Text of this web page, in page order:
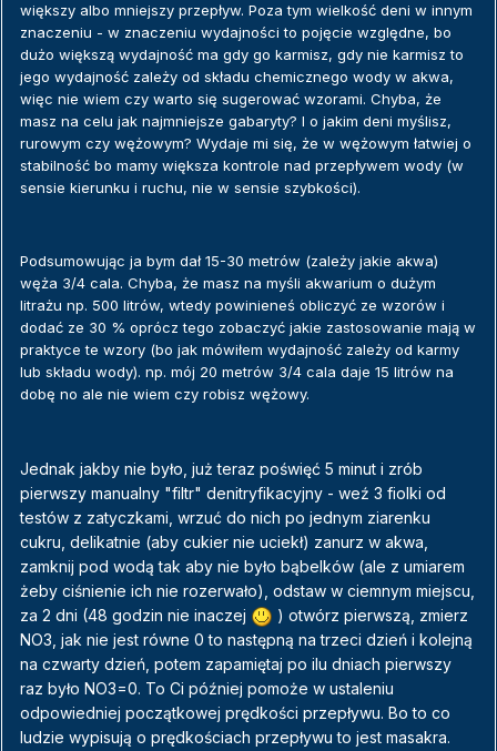
większy albo mniejszy przepływ. Poza tym wielkość deni w innym
znaczeniu - w znaczeniu wydajności to pojęcie względne, bo
dużo większą wydajność ma gdy go karmisz, gdy nie karmisz to
jego wydajność zależy od składu chemicznego wody w akwa,
więc nie wiem czy warto się sugerować wzorami. Chyba, że
masz na celu jak najmniejsze gabaryty? I o jakim deni myślisz,
rurowym czy wężowym? Wydaje mi się, że w wężowym łatwiej o
stabilność bo mamy większa kontrole nad przepływem wody (w
sensie kierunku i ruchu, nie w sensie szybkości).
Podsumowując ja bym dał 15-30 metrów (zależy jakie akwa)
węża 3/4 cala. Chyba, że masz na myśli akwarium o dużym
litrażu np. 500 litrów, wtedy powinieneś obliczyć ze wzorów i
dodać ze 30 % oprócz tego zobaczyć jakie zastosowanie mają w
praktyce te wzory (bo jak mówiłem wydajność zależy od karmy
lub składu wody). np. mój 20 metrów 3/4 cala daje 15 litrów na
dobę no ale nie wiem czy robisz wężowy.
Jednak jakby nie było, już teraz poświęć 5 minut i zrób
pierwszy manualny "filtr" denitryfikacyjny - weź 3 fiolki od
testów z zatyczkami, wrzuć do nich po jednym ziarenku
cukru, delikatnie (aby cukier nie uciekł) zanurz w akwa,
zamknij pod wodą tak aby nie było bąbelków (ale z umiarem
żeby ciśnienie ich nie rozerwało), odstaw w ciemnym miejscu,
za 2 dni (48 godzin nie inaczej
) otwórz pierwszą, zmierz
NO3, jak nie jest równe 0 to następną na trzeci dzień i kolejną
na czwarty dzień, potem zapamiętaj po ilu dniach pierwszy
raz było NO3=0. To Ci później pomoże w ustaleniu
odpowiedniej początkowej prędkości przepływu. Bo to co
ludzie wypisują o prędkościach przepływu to jest masakra.